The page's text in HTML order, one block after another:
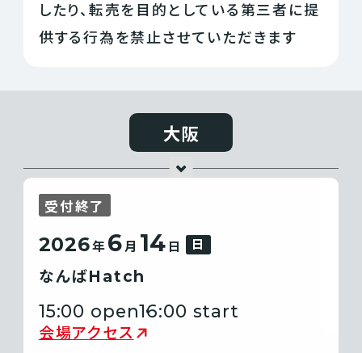
したり、転売を目的としている第三者に提
供する行為を禁止させていただきます
大阪
受付終了
2026年 6月 14 日 日
なんばHatch
15:00 open16:00 start
会場アクセス